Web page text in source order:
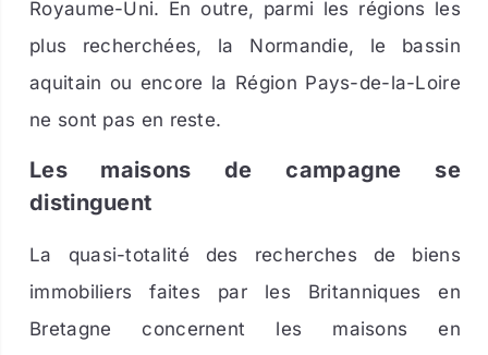
Royaume-Uni. En outre, parmi les régions les
plus recherchées, la Normandie, le bassin
aquitain ou encore la Région Pays-de-la-Loire
ne sont pas en reste.
Les maisons de campagne se
distinguent
La quasi-totalité des recherches de biens
immobiliers faites par les Britanniques en
Bretagne concernent les maisons en